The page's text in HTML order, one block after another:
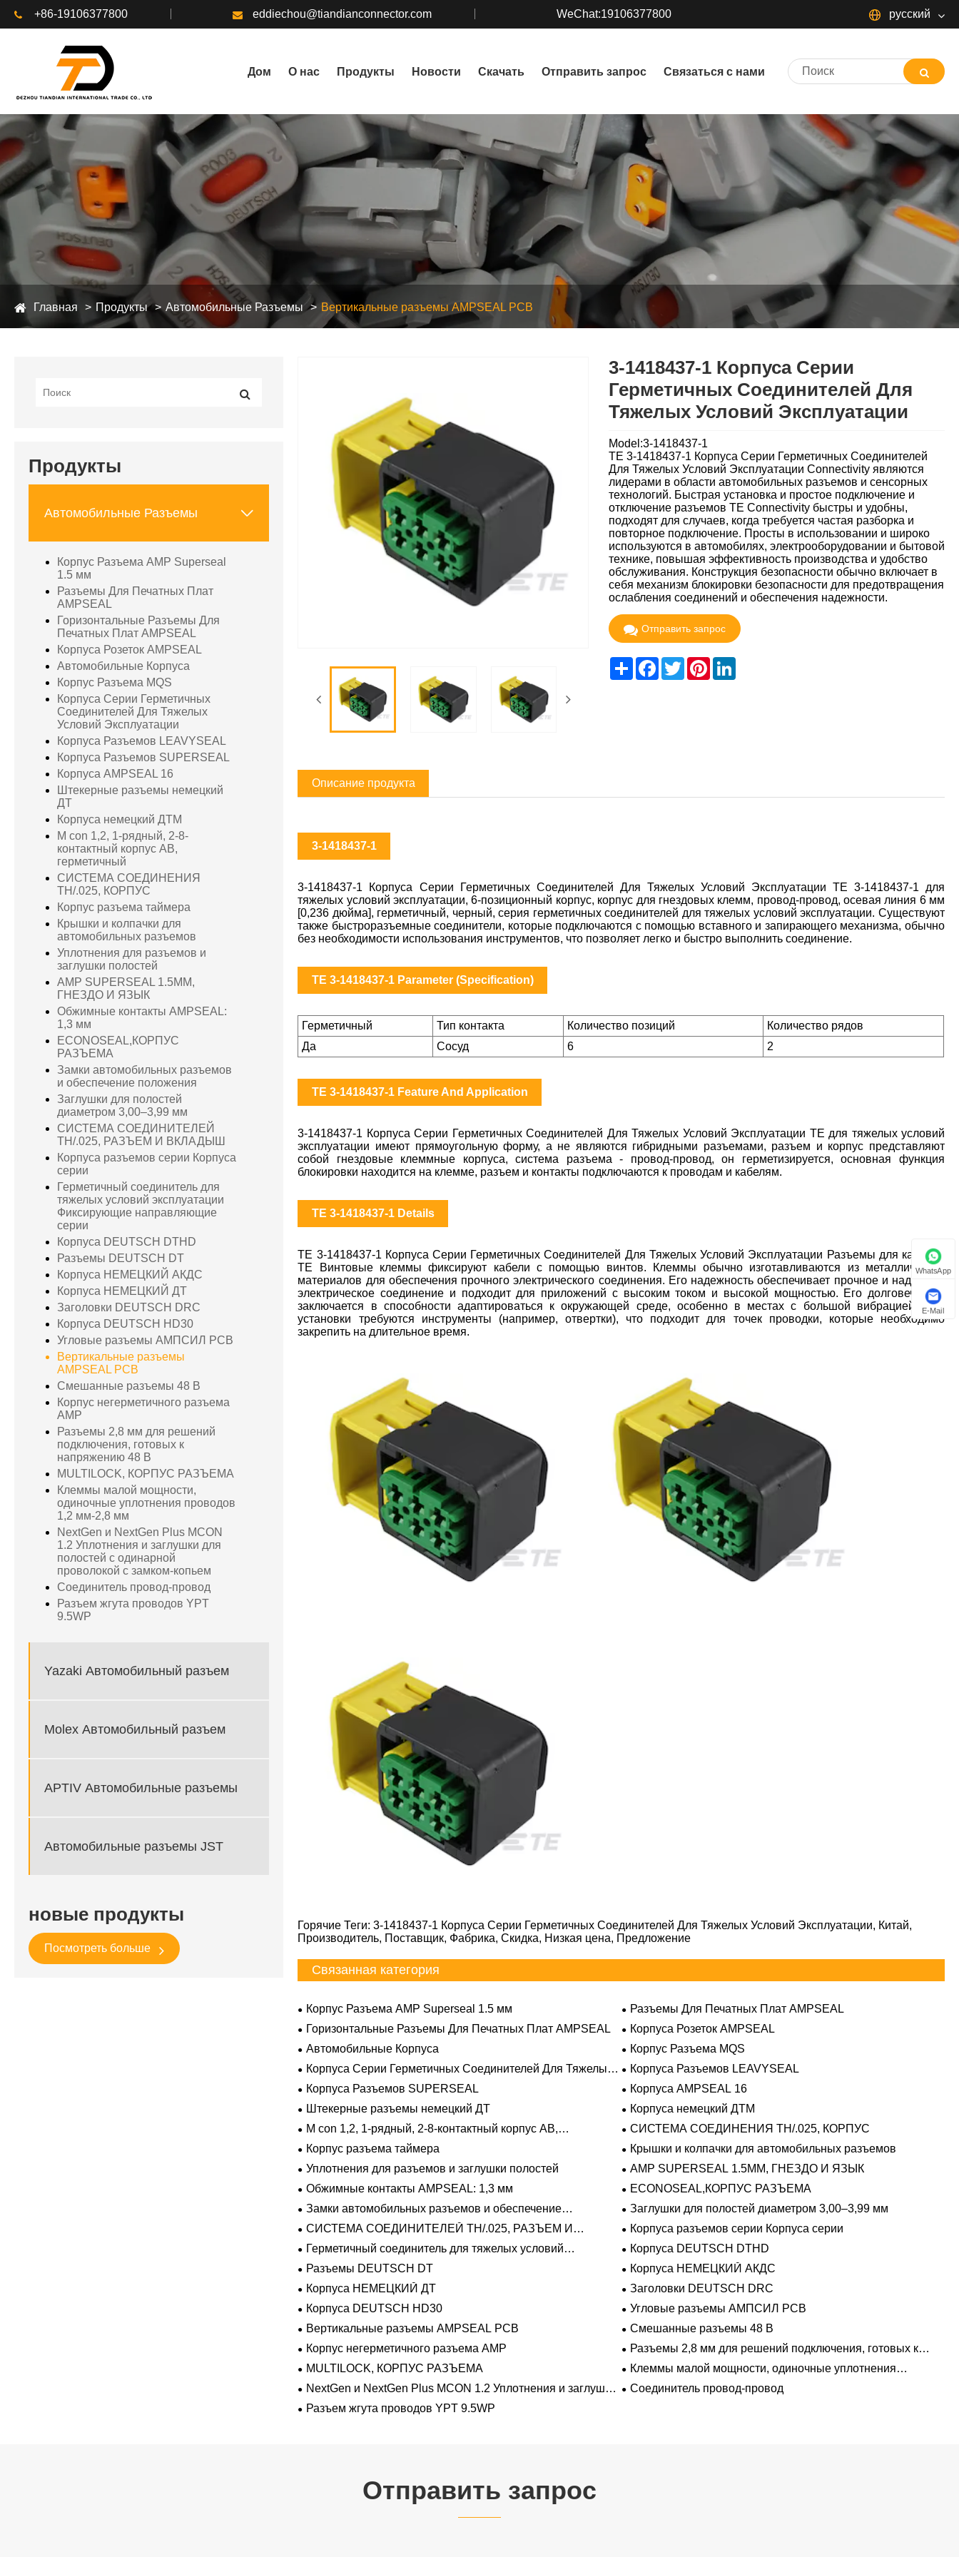
+86-19106377800 eddiechou@tiandianconnector.com WeChat:19106377800 русский
Дом О нас Продукты Новости Скачать Отправить запрос Связаться с нами
Главная Продукты Автомобильные Разъемы Вертикальные разъемы AMPSEAL PCB
Продукты
Автомобильные Разъемы 
Корпус Разъема AMP Superseal
1.5 мм
Разъемы Для Печатных Плат
AMPSEAL
Горизонтальные Разъемы Для
Печатных Плат AMPSEAL
Корпуса Розеток AMPSEAL
Автомобильные Корпуса
Корпус Разъема MQS
Корпуса Серии Герметичных
Соединителей Для Тяжелых
Условий Эксплуатации
Корпуса Разъемов LEAVYSEAL
Корпуса Разъемов SUPERSEAL
Корпуса AMPSEAL 16
Штекерные разъемы немецкий
ДТ
Корпуса немецкий ДТМ
M con 1,2, 1-рядный, 2-8-
контактный корпус AB,
герметичный
СИСТЕМА СОЕДИНЕНИЯ
TH/.025, КОРПУС
Корпус разъема таймера
Крышки и колпачки для
автомобильных разъемов
Уплотнения для разъемов и
заглушки полостей
AMP SUPERSEAL 1.5MM,
ГНЕЗДО И ЯЗЫК
Обжимные контакты AMPSEAL:
1,3 мм
ECONOSEAL,КОРПУС
РАЗЪЕМА
Замки автомобильных разъемов
и обеспечение положения
Заглушки для полостей
диаметром 3,00–3,99 мм
СИСТЕМА СОЕДИНИТЕЛЕЙ
TH/.025, РАЗЪЕМ И ВКЛАДЫШ
Корпуса разъемов серии Корпуса
серии
Герметичный соединитель для
тяжелых условий эксплуатации
Фиксирующие направляющие
серии
Корпуса DEUTSCH DTHD
Разъемы DEUTSCH DT
Корпуса НЕМЕЦКИЙ АКДС
Корпуса НЕМЕЦКИЙ ДТ
Заголовки DEUTSCH DRC
Корпуса DEUTSCH HD30
Угловые разъемы АМПСИЛ PCB
Вертикальные разъемы
AMPSEAL PCB
Смешанные разъемы 48 В
Корпус негерметичного разъема
AMP
Разъемы 2,8 мм для решений
подключения, готовых к
напряжению 48 В
MULTILOCK, КОРПУС РАЗЪЕМА
Клеммы малой мощности,
одиночные уплотнения проводов
1,2 мм-2,8 мм
NextGen и NextGen Plus MCON
1.2 Уплотнения и заглушки для
полостей с одинарной
проволокой с замком-копьем
Соединитель провод-провод
Разъем жгута проводов YPT
9.5WP
Yazaki Автомобильный разъем
Molex Автомобильный разъем
APTIV Автомобильные разъемы
Автомобильные разъемы JST
новые продукты
Посмотреть больше
3-1418437-1 Корпуса Серии
Герметичных Соединителей Для
Тяжелых Условий Эксплуатации
Model:3-1418437-1
TE 3-1418437-1 Корпуса Серии Герметичных Соединителей
Для Тяжелых Условий Эксплуатации Connectivity являются
лидерами в области автомобильных разъемов и сенсорных
технологий. Быстрая установка и простое подключение и
отключение разъемов TE Connectivity быстры и удобны,
подходят для случаев, когда требуется частая разборка и
повторное подключение. Просты в использовании и широко
используются в автомобилях, электрооборудовании и бытовой
технике, повышая эффективность производства и удобство
обслуживания. Конструкция безопасности обычно включает в
себя механизм блокировки безопасности для предотвращения
ослабления соединений и обеспечения надежности.
Отправить запрос
ShareFacebook
TwitterPinterestLinkedIn
Описание продукта
3-1418437-1
3-1418437-1 Корпуса Серии Герметичных Соединителей Для Тяжелых Условий Эксплуатации TE 3-1418437-1 для
тяжелых условий эксплуатации, 6-позиционный корпус, корпус для гнездовых клемм, провод-провод, осевая линия 6 мм
[0,236 дюйма], герметичный, черный, серия герметичных соединителей для тяжелых условий эксплуатации. Существуют
также быстроразъемные соединители, которые подключаются с помощью вставного и запирающего механизма, обычно
без необходимости использования инструментов, что позволяет легко и быстро выполнить соединение.
TE 3-1418437-1 Parameter (Specification)
Герметичный Тип контакта Количество позиций
Количество рядов
Да
Сосуд 6 2
TE 3-1418437-1 Feature And Application
3-1418437-1 Корпуса Серии Герметичных Соединителей Для Тяжелых Условий Эксплуатации TE для тяжелых условий
эксплуатации имеют прямоугольную форму, а не являются гибридными разъемами, разъем и корпус представляют
собой гнездовые клеммные корпуса, система разъема - провод-провод, он герметизируется, основная функция
блокировки находится на клемме, разъем и контакты подключаются к проводам и кабелям.
TE 3-1418437-1 Details
TE 3-1418437-1 Корпуса Серии Герметичных Соединителей Для Тяжелых Условий Эксплуатации Разъемы для кабелей
TE Винтовые клеммы фиксируют кабели с помощью винтов. Клеммы обычно изготавливаются из металлических
материалов для обеспечения прочного электрического соединения. Его надежность обеспечивает прочное и надежное
электрическое соединение и подходит для приложений с высоким током и высокой мощностью. Его долговечность
заключается в способности адаптироваться к окружающей среде, особенно в местах с большой вибрацией. Для
установки требуются инструменты (например, отвертки), что подходит для точек проводки, которые необходимо
закрепить на длительное время.
Горячие Теги: 3-1418437-1 Корпуса Серии Герметичных Соединителей Для Тяжелых Условий Эксплуатации, Китай,
Производитель, Поставщик, Фабрика, Скидка, Низкая цена, Предложение
Связанная категория
Корпус Разъема AMP Superseal 1.5 мм
Разъемы Для Печатных Плат AMPSEAL
Горизонтальные Разъемы Для Печатных Плат AMPSEAL
Корпуса Розеток AMPSEAL
Автомобильные Корпуса
Корпус Разъема MQS
Корпуса Серии Герметичных Соединителей Для Тяжелых
Условий Эксплуатации
Корпуса Разъемов LEAVYSEAL
Корпуса Разъемов SUPERSEAL
Корпуса AMPSEAL 16
Штекерные разъемы немецкий ДТ
Корпуса немецкий ДТМ
M con 1,2, 1-рядный, 2-8-контактный корпус AB,
герметичный
СИСТЕМА СОЕДИНЕНИЯ TH/.025, КОРПУС
Корпус разъема таймера
Крышки и колпачки для автомобильных разъемов
Уплотнения для разъемов и заглушки полостей
AMP SUPERSEAL 1.5MM, ГНЕЗДО И ЯЗЫК
Обжимные контакты AMPSEAL: 1,3 мм
ECONOSEAL,КОРПУС РАЗЪЕМА
Замки автомобильных разъемов и обеспечение
положения
Заглушки для полостей диаметром 3,00–3,99 мм
СИСТЕМА СОЕДИНИТЕЛЕЙ TH/.025, РАЗЪЕМ И
ВКЛАДЫШ
Корпуса разъемов серии Корпуса серии
Герметичный соединитель для тяжелых условий
эксплуатации Фиксирующие направляющие серии
Корпуса DEUTSCH DTHD
Разъемы DEUTSCH DT
Корпуса НЕМЕЦКИЙ АКДС
Корпуса НЕМЕЦКИЙ ДТ
Заголовки DEUTSCH DRC
Корпуса DEUTSCH HD30
Угловые разъемы АМПСИЛ PCB
Вертикальные разъемы AMPSEAL PCB
Смешанные разъемы 48 В
Корпус негерметичного разъема AMP
Разъемы 2,8 мм для решений подключения, готовых к
напряжению 48 В
MULTILOCK, КОРПУС РАЗЪЕМА
Клеммы малой мощности, одиночные уплотнения
проводов 1,2 мм-2,8 мм
NextGen и NextGen Plus MCON 1.2 Уплотнения и заглушки
для полостей с одинарной проволокой с замком-копьем
Соединитель провод-провод
Разъем жгута проводов YPT 9.5WP
Отправить запрос
WhatsApp
E-Mail